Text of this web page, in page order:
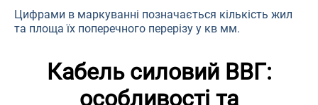
Цифрами в маркуванні позначається кількість жил
та площа їх поперечного перерізу у кв мм.
Кабель силовий ВВГ:
особливості та